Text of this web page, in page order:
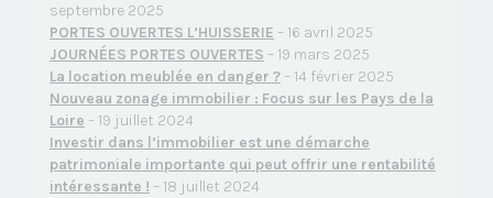
septembre 2025
PORTES OUVERTES L’HUISSERIE – 16 avril 2025
JOURNÉES PORTES OUVERTES – 19 mars 2025
La location meublée en danger ? – 14 février 2025
Nouveau zonage immobilier : Focus sur les Pays de la
Loire – 19 juillet 2024
Investir dans l’immobilier est une démarche
patrimoniale importante qui peut offrir une rentabilité
intéressante ! – 18 juillet 2024